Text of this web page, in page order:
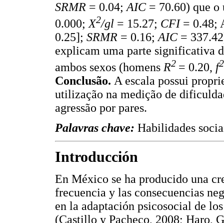
SRMR = 0.04;AIC = 70.60) que
0.000;X2/gl = 15.27; CFI = 0.48;
0.25]; SRMR = 0.16;AIC =
explicam uma parte significativa
ambos sexos (homens R2 = 0.20, f2
Conclusão. A escala possui
utilização na medição de
agressão por pares.
Palavras chave: Habilidades
Introducción
En México se ha producido una
frecuencia y las consecuencias
en la adaptación psicosocial de
(Castillo y Pacheco, 2008; Haro,